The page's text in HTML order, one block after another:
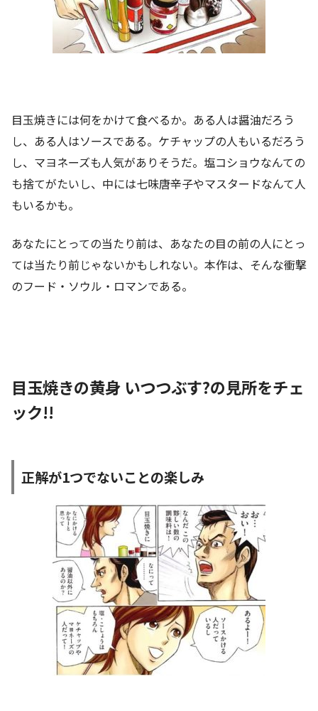
目玉焼きには何をかけて食べるか。ある人は醤油だろう
し、ある人はソースである。ケチャップの人もいるだろう
し、マヨネーズも人気がありそうだ。塩コショウなんての
も捨てがたいし、中には七味唐辛子やマスタードなんて人
もいるかも。
あなたにとっての当たり前は、あなたの目の前の人にとっ
ては当たり前じゃないかもしれない。本作は、そんな衝撃
のフード・ソウル・ロマンである。
目玉焼きの黄身 いつつぶす?の見所をチェ
ック!!
正解が1つでないことの楽しみ